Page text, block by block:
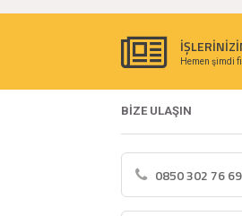
Hemen şimdi
BİZE ULAŞIN
0850 302 76 69